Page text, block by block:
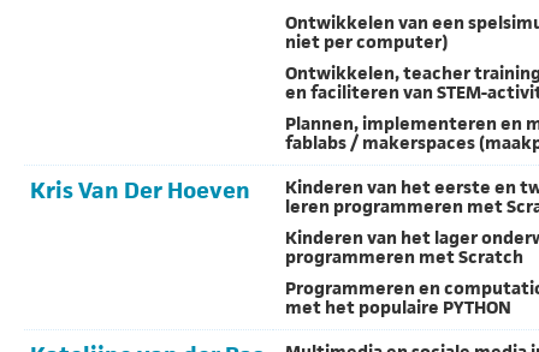
Ontwikkelen van een
niet per computer)
Ontwikkelen, teacher
en faciliteren van STEM-
Plannen, implementeren en
fablabs / makerspaces
Kris Van Der Hoeven
Kinderen van het eerste en
leren programmeren met
Kinderen van het lager
programmeren met Scratch
Programmeren en
met het populaire PYTHON